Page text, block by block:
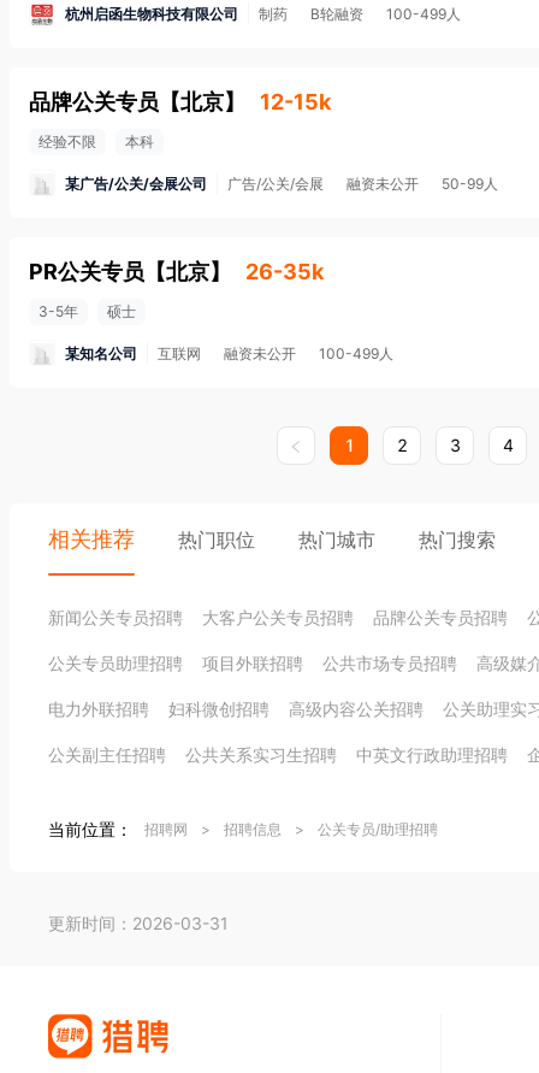
杭州启函生物科技有限公司 制药 B轮融资 100-499人
品牌公关专员 【北京】 12-15k
经验不限 本科
某广告/公关/会展公司 广告/公关/会展 融资未公开 50-99人
PR公关专员 【北京】 26-35k
3-5年 硕士
某知名公司 互联网 融资未公开 100-499人
1 2 3 4
相关推荐 热门职位 热门城市 热门搜索
新闻公关专员招聘 大客户公关专员招聘 品牌公关专员招聘
公关专员助理招聘 项目外联招聘 公共市场专员招聘 高级媒
电力外联招聘 妇科微创招聘 高级内容公关招聘 公关助理实
公关副主任招聘 公共关系实习生招聘 中英文行政助理招聘
当前位置： 招聘网 > 招聘信息 > 公关专员/助理招聘
更新时间：2026-03-31